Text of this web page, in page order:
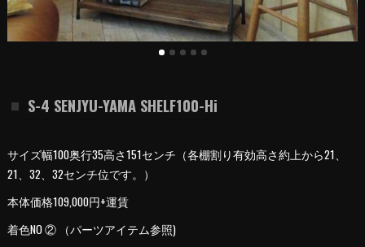
S-4 SENJYU-YAMA SHELF100-Hi
サイズ幅100奥行35高さ151センチ（各棚割り有効高さ約上から21、
21、32、32センチ位です。）
本体価格109,000円+運賃
着色NO ② （パーツアイテム参照)